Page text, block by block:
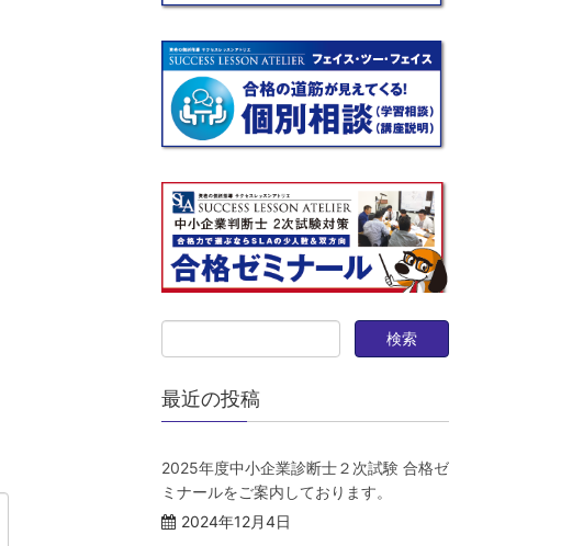
最近の投稿
2025年度中小企業診断士２次試験 合格ゼ
ミナールをご案内しております。
2024年12月4日